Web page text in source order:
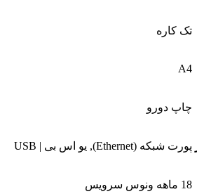
تک کاره
A4
چاپ دورو
پورت شبکه (Ethernet), یو اس بی | USB
18 ماهه ونوس سرویس